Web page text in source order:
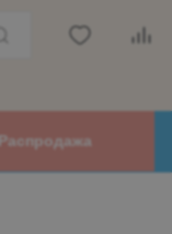
Распродажа